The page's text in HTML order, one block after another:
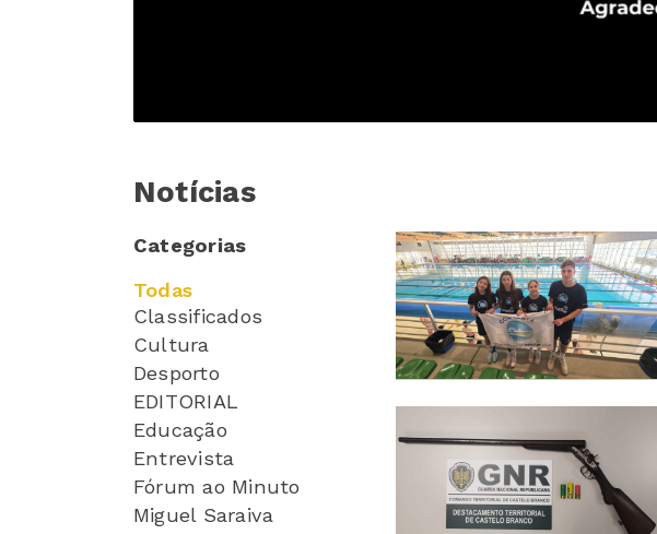
Notícias
Categorias
Todas
Classificados
Cultura
Desporto
EDITORIAL
Educação
Entrevista
Fórum ao Minuto
Miguel Saraiva